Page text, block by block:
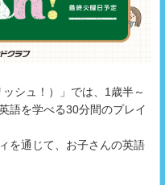
シュ！）」では、1歳半～
語を学べる30分間のプレイ
を通じて、お子さんの英語